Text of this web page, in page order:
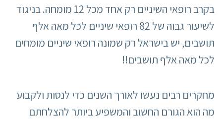
בקרב רופאי השיניים רק אחד מכל 12 מומחה. בניגוד
לשיעור גבוה של 82 רופאי שיניים לכל מאה אלף
תושבים, יש בישראל רק שמונה רופאי שיניים מומחים
לכל מאה אלף תושבים!!
מחקרים רבים נעשו לאורך השנים כדי לנסות ולקבוע
מה הוא הגורם החשוב והמשפיע ביותר להצלחתם